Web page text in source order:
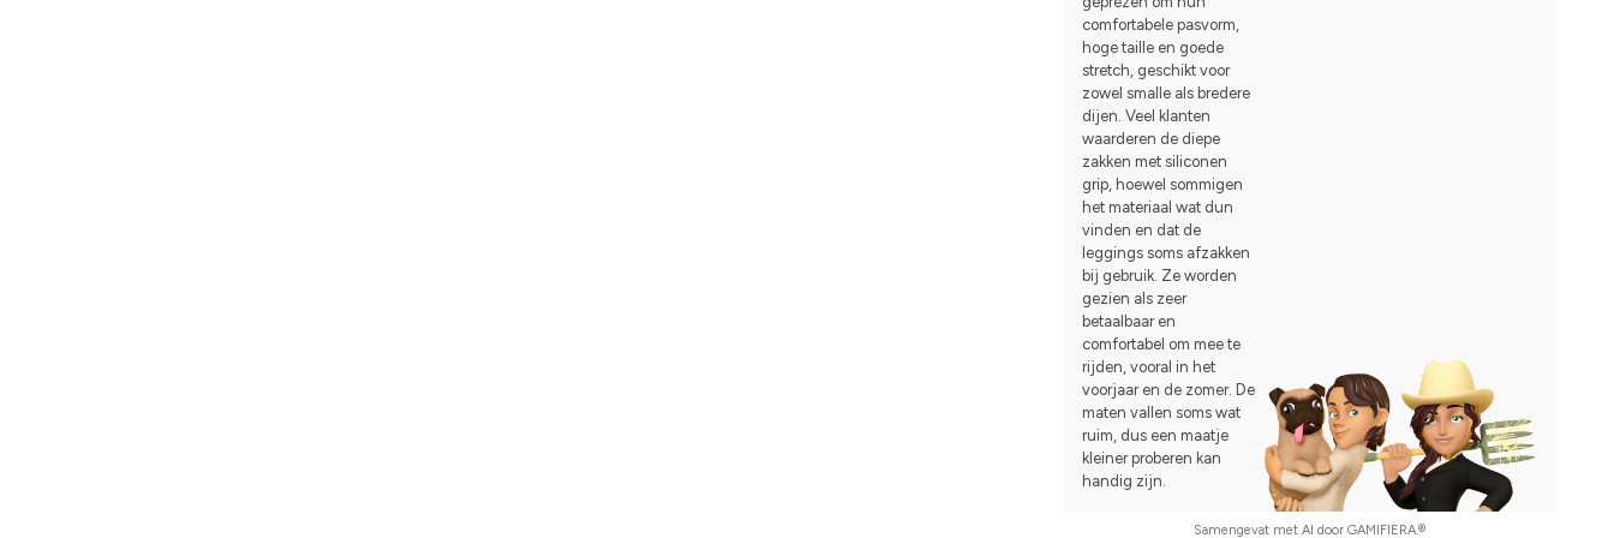
comfortabele pasvorm,
hoge taille en goede
stretch, geschikt voor
zowel smalle als bredere
dijen. Veel klanten
waarderen de diepe
zakken met siliconen
grip, hoewel sommigen
het materiaal wat dun
vinden en dat de
leggings soms afzakken
bij gebruik. Ze worden
gezien als zeer
betaalbaar en
comfortabel om mee te
rijden, vooral in het
voorjaar en de zomer. De
maten vallen soms wat
ruim, dus een maatje
kleiner proberen kan
handig zijn.
Samengevat met AI door GAMIFIERA.®